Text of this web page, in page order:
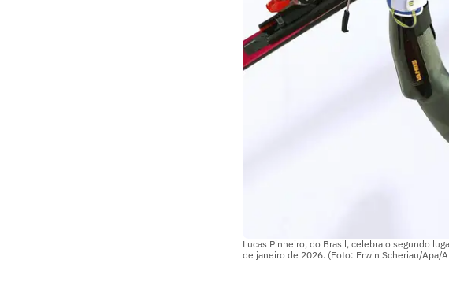
Lucas Pinheiro, do Brasil, celebra o segundo
de janeiro de 2026. (Foto: Erwin Scheriau/Apa/